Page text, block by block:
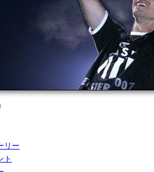
リー
ト